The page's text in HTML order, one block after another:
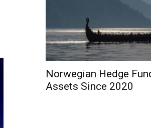
Norwegian Hedge
Assets Since 2020